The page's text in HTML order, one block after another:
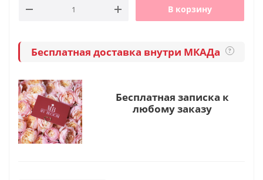
В корзину
Бесплатная доставка внутри МКАДа ?
Бесплатная записка к
любому заказу